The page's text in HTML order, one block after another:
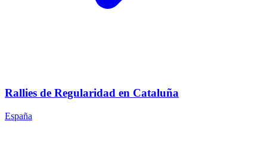
Rallies de Regularidad en Cataluña
España